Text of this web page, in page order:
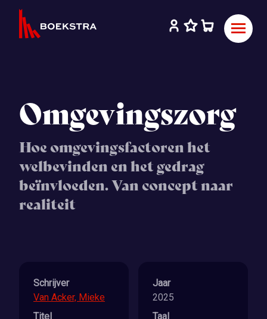
Omgevingszorg
Hoe omgevingsfactoren het
welbevinden en het gedrag
beïnvloeden. Van concept naar
realiteit
Schrijver
Van Acker, Mieke
Titel
Jaar
2025
Taal